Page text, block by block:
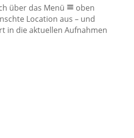
über das Menü
oben
Location aus – und
in die aktuellen Aufnahmen